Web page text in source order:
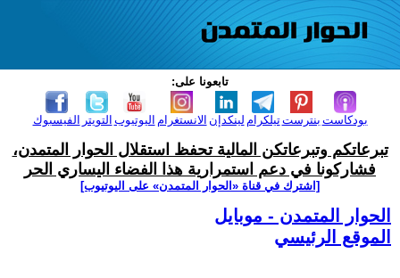
تابعونا على:
الفيسبوك التويتر اليوتيوب الانستغرام لينكدإن تيلكرامبنترست بودكاست
تبرعاتكم وتبرعاتكن المالية تحفظ استقلال الحوار المتمدن،
فشاركونا في دعم استمرارية هذا الفضاء اليساري الحر
[اشترك في قناة ‫«الحوار المتمدن» على اليوتيوب]
الحوار المتمدن - موبايل
الموقع الرئيسي